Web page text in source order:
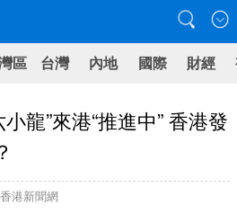
區 台灣 內地 國際 財經
龍”來港“推進中” 香港發
港新聞網